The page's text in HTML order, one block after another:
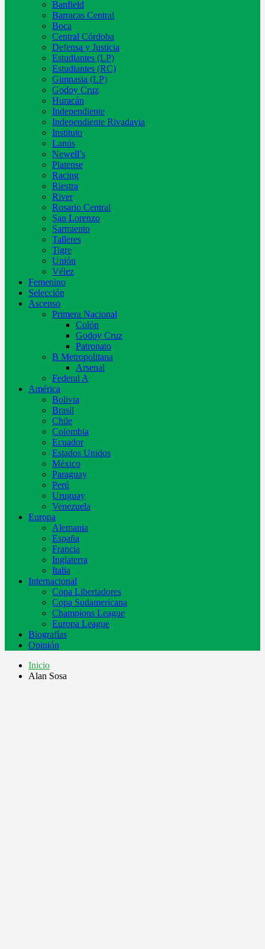
Banfield
Barracas Central
Boca
Central Córdoba
Defensa y Justicia
Estudiantes (LP)
Estudiantes (RC)
Gimnasia (LP)
Godoy Cruz
Huracán
Independiente
Independiente Rivadavia
Instituto
Lanús
Newell’s
Platense
Racing
Riestra
River
Rosario Central
San Lorenzo
Sarmiento
Talleres
Tigre
Unión
Vélez
Femenino
Selección
Ascenso
Primera Nacional
Colón
Godoy Cruz
Patronato
B Metropolitana
Arsenal
Federal A
América
Bolivia
Brasil
Chile
Colombia
Ecuador
Estados Unidos
México
Paraguay
Perú
Uruguay
Venezuela
Europa
Alemania
España
Francia
Inglaterra
Italia
Internacional
Copa Libertadores
Copa Sudamericana
Champions League
Europa League
Biografías
Opinión
Inicio
Alan Sosa